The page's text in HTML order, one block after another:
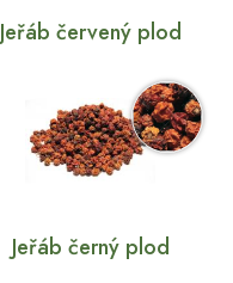
Jeřáb červený plod
Jeřáb černý plod